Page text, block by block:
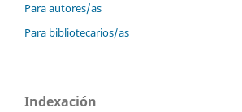
Para autores/as
Para bibliotecarios/as
Indexación